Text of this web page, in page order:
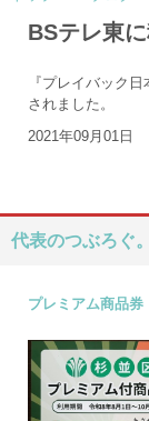
BSテレ東
『プレイバック
されました。
2021年09月01日
代表のつぶろぐ。
プレミアム商品券